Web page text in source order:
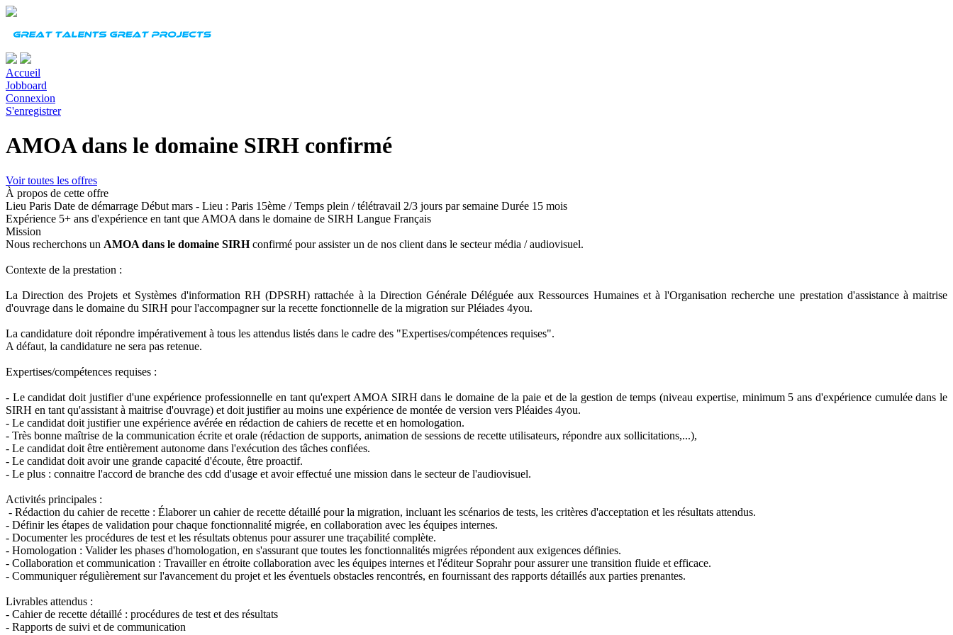
Accueil
Jobboard
Connexion
S'enregistrer
AMOA dans le domaine SIRH confirmé
Voir toutes les offres
À propos de cette offre
Lieu Paris Date de démarrage Début mars - Lieu : Paris 15ème / Temps plein / télétravail 2/3 jours par semaine Durée 15 mois
Expérience 5+ ans d'expérience en tant que AMOA dans le domaine de SIRH Langue Français
Mission
Nous recherchons un AMOA dans le domaine SIRH confirmé pour assister un de nos client dans le secteur média / audiovisuel.
Contexte de la prestation :
La Direction des Projets et Systèmes d'information RH (DPSRH) rattachée à la Direction Générale Déléguée aux Ressources Humaines et à l'Organisation recherche une prestation d'assistance à maitrise
d'ouvrage dans le domaine du SIRH pour l'accompagner sur la recette fonctionnelle de la migration sur Pléiades 4you.
La candidature doit répondre impérativement à tous les attendus listés dans le cadre des "Expertises/compétences requises".
A défaut, la candidature ne sera pas retenue.
Expertises/compétences requises :
- Le candidat doit justifier d'une expérience professionnelle en tant qu'expert AMOA SIRH dans le domaine de la paie et de la gestion de temps (niveau expertise, minimum 5 ans d'expérience cumulée dans le
SIRH en tant qu'assistant à maitrise d'ouvrage) et doit justifier au moins une expérience de montée de version vers Pléaides 4you.
- Le candidat doit justifier une expérience avérée en rédaction de cahiers de recette et en homologation.
- Très bonne maîtrise de la communication écrite et orale (rédaction de supports, animation de sessions de recette utilisateurs, répondre aux sollicitations,...),
- Le candidat doit être entièrement autonome dans l'exécution des tâches confiées.
- Le candidat doit avoir une grande capacité d'écoute, être proactif.
- Le plus : connaitre l'accord de branche des cdd d'usage et avoir effectué une mission dans le secteur de l'audiovisuel.
Activités principales :
- Rédaction du cahier de recette : Élaborer un cahier de recette détaillé pour la migration, incluant les scénarios de tests, les critères d'acceptation et les résultats attendus.
- Définir les étapes de validation pour chaque fonctionnalité migrée, en collaboration avec les équipes internes.
- Documenter les procédures de test et les résultats obtenus pour assurer une traçabilité complète.
- Homologation : Valider les phases d'homologation, en s'assurant que toutes les fonctionnalités migrées répondent aux exigences définies.
- Collaboration et communication : Travailler en étroite collaboration avec les équipes internes et l'éditeur Soprahr pour assurer une transition fluide et efficace.
- Communiquer régulièrement sur l'avancement du projet et les éventuels obstacles rencontrés, en fournissant des rapports détaillés aux parties prenantes.
Livrables attendus :
- Cahier de recette détaillé : procédures de test et des résultats
- Rapports de suivi et de communication